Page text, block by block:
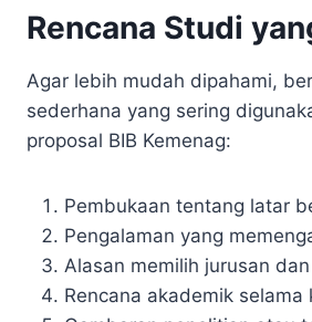
Rencana Studi
Agar lebih mudah dipahami,
sederhana yang sering
proposal BIB Kemenag:
Pembukaan tentang latar
Pengalaman yang
Alasan memilih jurusan
Rencana akademik selama